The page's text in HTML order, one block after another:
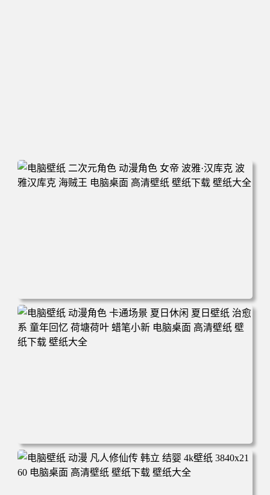
电脑壁纸 二次元角色 动漫角色 女帝 波雅·汉库克 波雅汉库
克 海贼王 电脑桌面 高清壁纸 壁纸下载 壁纸大全
电脑壁纸 动漫角色 卡通场景 夏日休闲 夏日壁纸 治愈系 童
年回忆 荷塘荷叶 蜡笔小新 电脑桌面 高清壁纸 壁纸下载 壁